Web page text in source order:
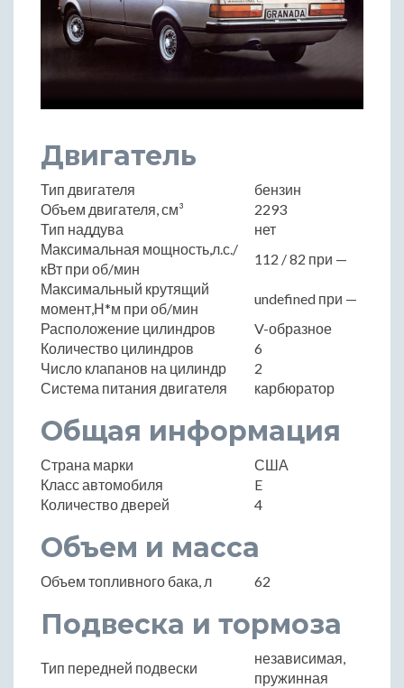
Двигатель
Тип двигателя
бензин
Объем двигателя, см³
2293
Тип наддува
нет
Максимальная мощность,л.с./
кВт при об/мин
112 / 82 при —
Максимальный крутящий
момент,Н*м при об/мин
undefined при —
Расположение цилиндров
V-образное
Количество цилиндров
6
Число клапанов на цилиндр
2
Система питания двигателя
карбюратор
Общая информация
Страна марки
США
Класс автомобиля
E
Количество дверей
4
Объем и масса
Объем топливного бака, л 62
Подвеска и тормоза
Тип передней подвески
независимая,
пружинная